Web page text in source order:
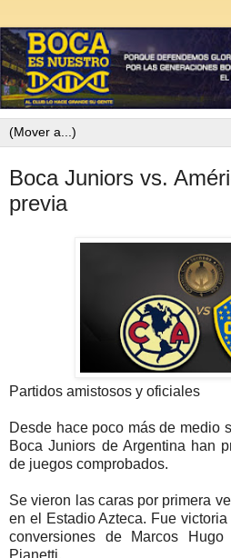
Boca Juniors vs.
previa
Partidos amistosos y oficiales
Desde hace poco más de medio
Boca Juniors de Argentina han
de juegos comprobados.
Se vieron las caras por primera
en el Estadio Azteca. Fue
conversiones de Marcos